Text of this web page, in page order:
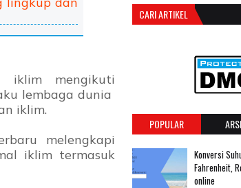
iklim mengikuti
lembaga dunia
iklim.
melengkapi
iklim termasuk
CARI ARTIKEL
POPULAR
Konversi
Fahrenheit,
online